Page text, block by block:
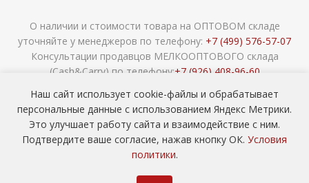
О наличии и стоимости товара на ОПТОВОМ складе
уточняйте у менеджеров по телефону: +7 (499) 576-57-07
Консультации продавцов МЕЛКООПТОВОГО склада
(Cash&Carry) по телефону:+7 (926) 408-96-60
сада ОПТОМ
Наш сайт использует cookie-файлы и обрабатывает
персональные данные с использованием Яндекс Метрики.
Это улучшает работу сайта и взаимодействие с ним.
Подтвердите ваше согласие, нажав кнопку ОК. Условия
политики.